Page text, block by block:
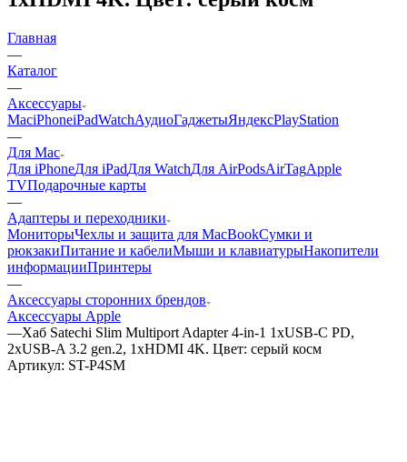
Главная
—
Каталог
—
Аксессуары
MaciPhoneiPadWatchАудиоГаджетыЯндексPlayStation
—
Для Mac
Для iPhoneДля iPadДля WatchДля AirPodsAirTagApple
TVПодарочные карты
—
Адаптеры и переходники
МониторыЧехлы и защита для MacBookСумки и
рюкзакиПитание и кабелиМыши и клавиатурыНакопители
информацииПринтеры
—
Аксессуары сторонних брендов
Аксессуары Apple
—Хаб Satechi Slim Multiport Adapter 4-in-1 1xUSB-C PD,
2xUSB-A 3.2 gen.2, 1xHDMI 4K. Цвет: серый косм
Артикул: ST-P4SM